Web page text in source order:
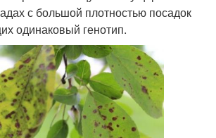
с большой плотностью посадок
одинаковый генотип.